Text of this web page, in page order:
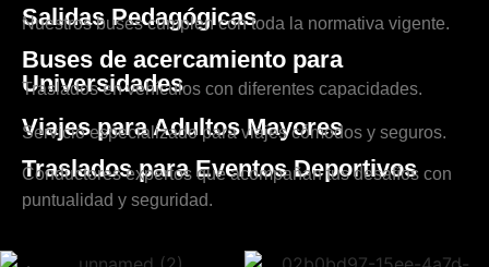
Salidas Pedagógicas
Nuestros buses cumplen con toda la normativa vigente.
Buses de acercamiento para
Universidades
Traslados en vehículos con diferentes capacidades.
Viajes para Adultos Mayores
Servicio especializado para viajes cómodos y seguros.
Traslados para Eventos Deportivos
Conductores expertos que acompañan tus desafíos con
puntualidad y seguridad.